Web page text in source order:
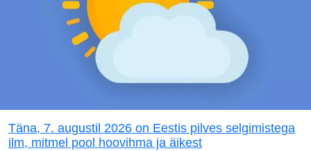
Täna, 7. augustil 2026 on Eestis pilves selgimistega
ilm, mitmel pool hoovihma ja äikest